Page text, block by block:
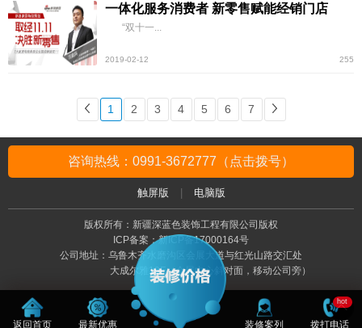
一体化服务消费者 新零售赋能经销门店
“双十一...
2019-02-12 255
1 2 3 4 5 6 7
咨询热线：0991-3672777（点击拨号）
触屏版 电脑版
版权所有：新疆深蓝色装饰工程有限公司版权
ICP备案：新ICP备17000164号
公司地址：乌鲁木齐水磨沟区会展大道与红光山路交汇处
大成尔雅19F（会展中心斜对面，移动公司旁）
返回首页 最新优惠 装修案列
hot
拨打电话